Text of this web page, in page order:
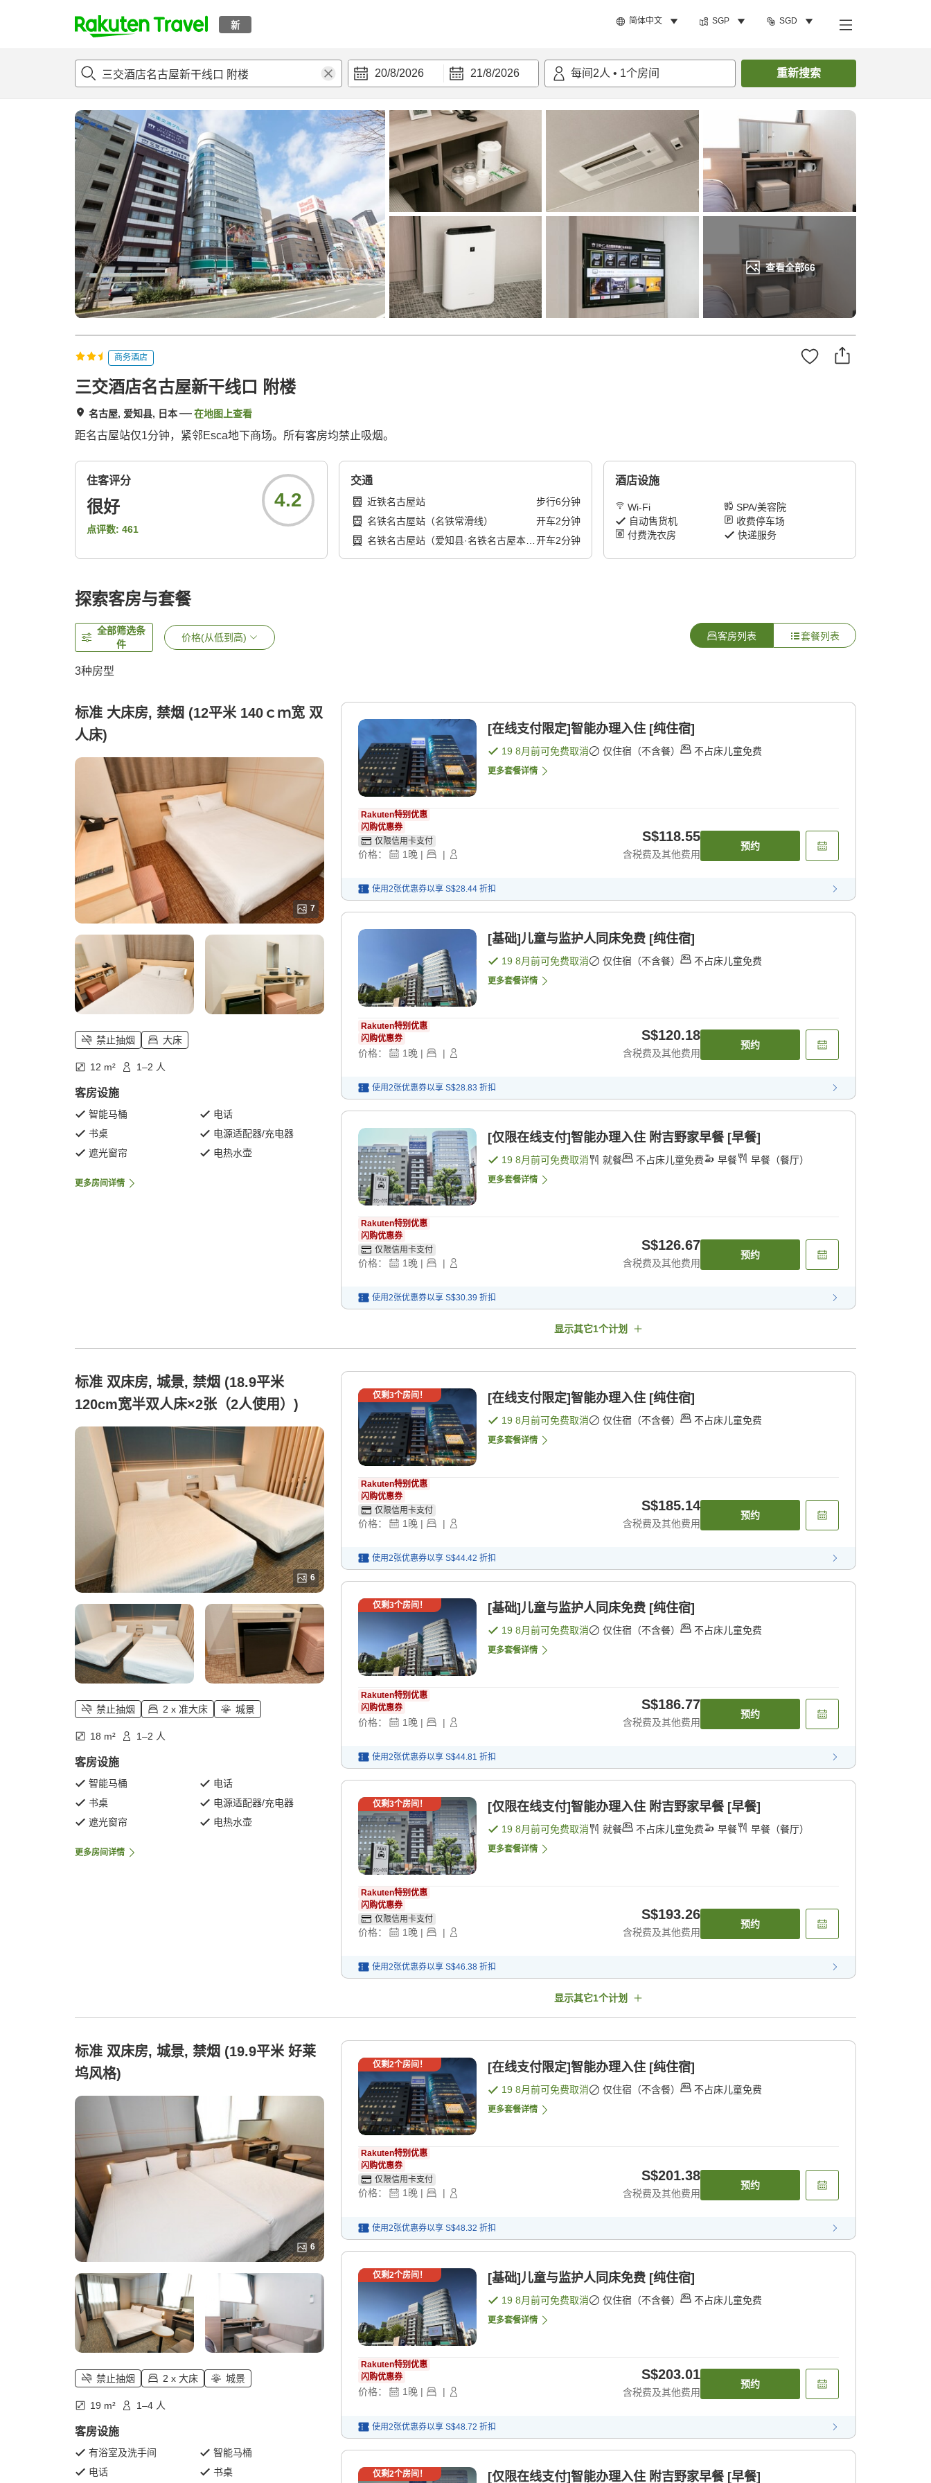
新 简体中文 SGP SGD
t
p
a
g
e
c
h
20/8/2026 21/8/2026 每间 2人 • 1个房间 重新搜索
查看全部66
概况 客房及住宿套餐评论亮点设施 搜索客房
商务酒店
三交酒店名古屋新干线口 附楼
名古屋, 爱知县, 日本 在地图上查看
距名古屋站仅1分钟，紧邻Esca地下商场。所有客房均禁止吸烟。
住客评分
很好
点评数: 461
4.2
交通
近铁名古屋站 步行6分钟
名铁名古屋站（名铁常滑线）
开车2分钟
名铁名古屋站（爱知县·名铁名古屋本
开车2分钟
酒店设施
Wi-Fi
SPA/美容院
自动售货机
收费停车场
付费洗衣房
快递服务
探索客房与套餐
全部筛选条
件
价格(从低到高) 客房列表 套餐列表
3种房型
标准 大床房, 禁烟 (12平米 140ｃｍ宽 双
人床)
7
禁止抽烟 大床
12 m² 1–2 人
客房设施
智能马桶
电话
书桌
电源适配器/充电器
遮光窗帘
电热水壶
更多房间详情
[在线支付限定]智能办理入住 [纯住宿]
19 8月前可免费取消 仅住宿（不含餐） 不占床儿童免费
更多套餐详情
Rakuten特别优惠
闪购优惠券
仅限信用卡支付
价格： 1晚 | |
S$118.55
含税费及其他费用
预约
使用2张优惠券以享 S$28.44 折扣
[基础]儿童与监护人同床免费 [纯住宿]
19 8月前可免费取消 仅住宿（不含餐） 不占床儿童免费
更多套餐详情
Rakuten特别优惠
闪购优惠券
价格： 1晚 | |
S$120.18
含税费及其他费用
预约
使用2张优惠券以享 S$28.83 折扣
[仅限在线支付]智能办理入住 附吉野家早餐 [早餐]
19 8月前可免费取消 就餐 不占床儿童免费 早餐 早餐（餐厅）
更多套餐详情
Rakuten特别优惠
闪购优惠券
仅限信用卡支付
价格： 1晚 | |
S$126.67
含税费及其他费用
预约
使用2张优惠券以享 S$30.39 折扣
显示其它1个计划
标准 双床房, 城景, 禁烟 (18.9平米
120cm宽半双人床×2张（2人使用）)
6
禁止抽烟 2 x 准大床 城景
18 m² 1–2 人
客房设施
智能马桶
电话
书桌
电源适配器/充电器
遮光窗帘
电热水壶
更多房间详情
仅剩3个房间！ [在线支付限定]智能办理入住 [纯住宿]
19 8月前可免费取消 仅住宿（不含餐） 不占床儿童免费
更多套餐详情
Rakuten特别优惠
闪购优惠券
仅限信用卡支付
价格： 1晚 | |
S$185.14
含税费及其他费用
预约
使用2张优惠券以享 S$44.42 折扣
仅剩3个房间！ [基础]儿童与监护人同床免费 [纯住宿]
19 8月前可免费取消 仅住宿（不含餐） 不占床儿童免费
更多套餐详情
Rakuten特别优惠
闪购优惠券
价格： 1晚 | |
S$186.77
含税费及其他费用
预约
使用2张优惠券以享 S$44.81 折扣
仅剩3个房间！ [仅限在线支付]智能办理入住 附吉野家早餐 [早餐]
19 8月前可免费取消 就餐 不占床儿童免费 早餐 早餐（餐厅）
更多套餐详情
Rakuten特别优惠
闪购优惠券
仅限信用卡支付
价格： 1晚 | |
S$193.26
含税费及其他费用
预约
使用2张优惠券以享 S$46.38 折扣
显示其它1个计划
标准 双床房, 城景, 禁烟 (19.9平米 好莱
坞风格)
6
禁止抽烟 2 x 大床 城景
19 m² 1–4 人
客房设施
有浴室及洗手间
智能马桶
电话
书桌
仅剩2个房间！ [在线支付限定]智能办理入住 [纯住宿]
19 8月前可免费取消 仅住宿（不含餐） 不占床儿童免费
更多套餐详情
Rakuten特别优惠
闪购优惠券
仅限信用卡支付
价格： 1晚 | |
S$201.38
含税费及其他费用
预约
使用2张优惠券以享 S$48.32 折扣
仅剩2个房间！ [基础]儿童与监护人同床免费 [纯住宿]
19 8月前可免费取消 仅住宿（不含餐） 不占床儿童免费
更多套餐详情
Rakuten特别优惠
闪购优惠券
价格： 1晚 | |
S$203.01
含税费及其他费用
预约
使用2张优惠券以享 S$48.72 折扣
仅剩2个房间！ [仅限在线支付]智能办理入住 附吉野家早餐 [早餐]